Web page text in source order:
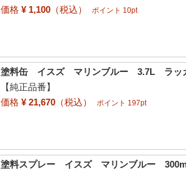
価格 ¥ 1,100 （税込） ポイント 10pt
塗料缶 イスズ マリンブルー 3.7L ラッ
【純正品番】
価格 ¥ 21,670 （税込） ポイント 197pt
塗料スプレー イスズ マリンブルー